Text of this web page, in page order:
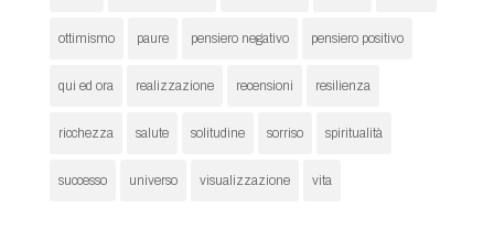
ottimismo paure pensiero negativo pensiero positivo
qui ed ora realizzazione recensioni resilienza
ricchezza salute solitudine sorriso spiritualità
successo universo visualizzazione vita